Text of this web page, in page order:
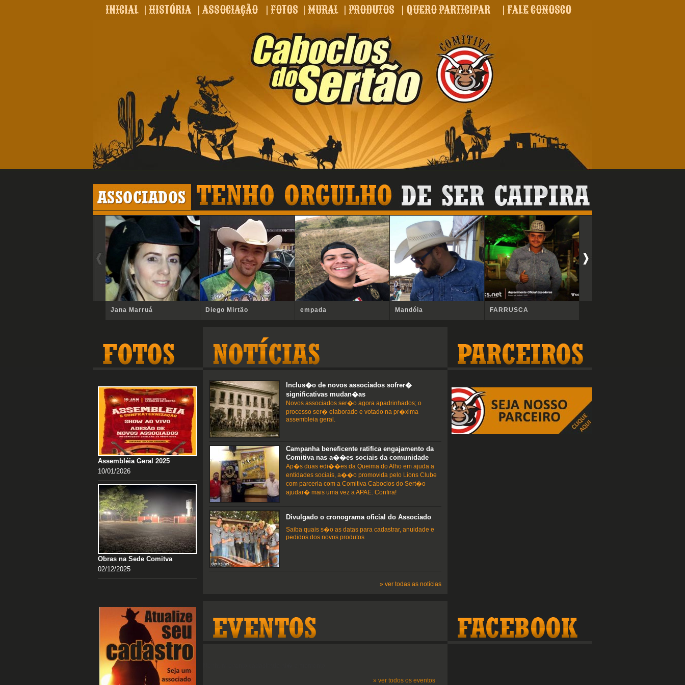
INICIAL | HISTÓRIA | ASSOCIAÇÃO | FOTOS | MURAL | PRODUTOS | QUERO PARTICIPAR | FALE CONOSCO
Jana Marruá Diego Mirtão empada Mandóia FARRUSCA
Assembléia Geral 2025
10/01/2026
Obras na Sede Comitva
02/12/2025
Inclus�o de novos associados sofrer�
significativas mudan�as
Novos associados ser�o agora apadrinhados; o
processo ser� elaborado e votado na pr�xima
assembleia geral.
Campanha beneficente ratifica engajamento da
Comitiva nas a��es sociais da comunidade
Ap�s duas edi��es da Queima do Alho em ajuda a
entidades sociais, a��o promovida pelo Lions Clube
com parceria com a Comitiva Caboclos do Sert�o
ajudar� mais uma vez a APAE. Confira!
Divulgado o cronograma oficial do Associado
Saiba quais s�o as datas para cadastrar, anuidade e
pedidos dos novos produtos
» ver todas as notícias
» ver todos os eventos